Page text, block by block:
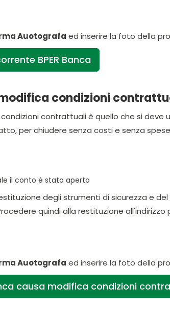
Auotografa ed inserire la foto della
BPER Banca
modifica condizioni
contrattuali è quello che si deve
per chiudere senza costi e senza
il conto è stato aperto
degli strumenti di sicurezza e
quindi alla restituzione all'indirizzo
Auotografa ed inserire la foto della
causa modifica condizioni